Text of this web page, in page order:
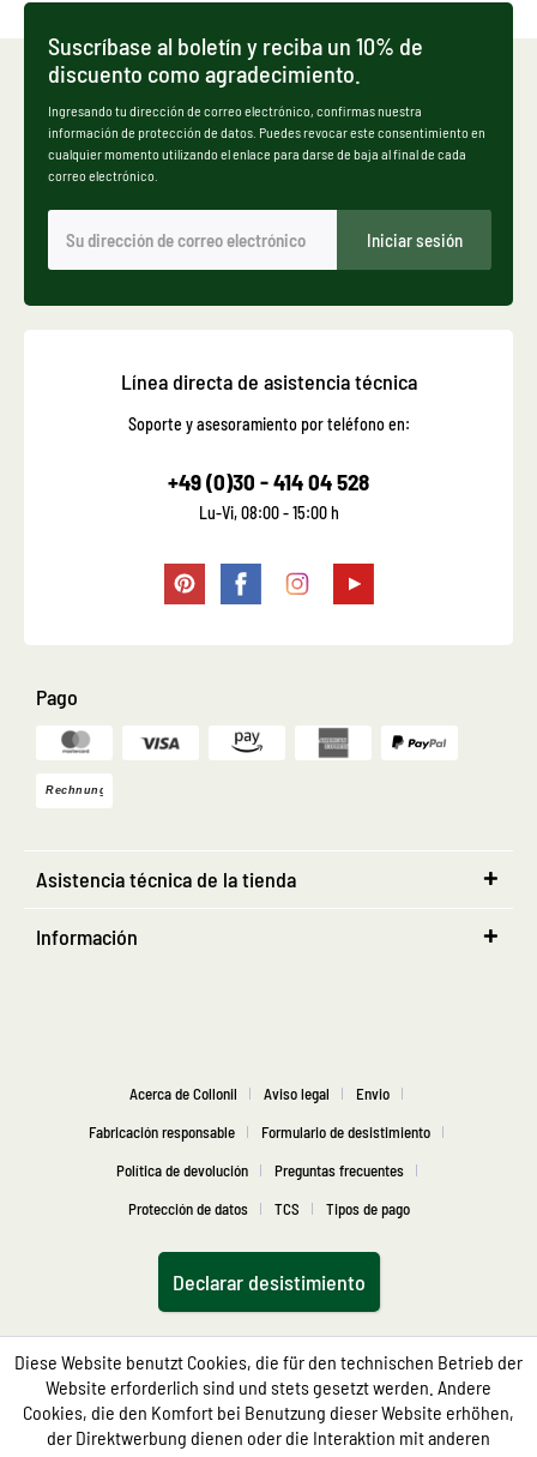
Suscríbase al boletín y reciba un 10% de
discuento como agradecimiento.
Ingresando tu dirección de correo electrónico, confirmas nuestra
información de protección de datos. Puedes revocar este consentimiento en
cualquier momento utilizando el enlace para darse de baja al final de cada
correo electrónico.
Iniciar sesión
Línea directa de asistencia técnica
Soporte y asesoramiento por teléfono en:
+49 (0)30 - 414 04 528
Lu-Vi, 08:00 - 15:00 h
Pago
Asistencia técnica de la tienda
Información
Acerca de Collonil Aviso legal
Envio
Fabricación responsable
Formulario de desistimiento
Política de devolución
Preguntas frecuentes
Protección de datos
TCS Tipos de pago
Declarar desistimiento
Diese Website benutzt Cookies, die für den technischen Betrieb der
Website erforderlich sind und stets gesetzt werden. Andere
Cookies, die den Komfort bei Benutzung dieser Website erhöhen,
der Direktwerbung dienen oder die Interaktion mit anderen